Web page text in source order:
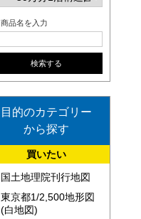
商品名を入力
目的のカテゴリー
から探す
買いたい
国土地理院刊行地図
東京都1/2,500地形図
(白地図)